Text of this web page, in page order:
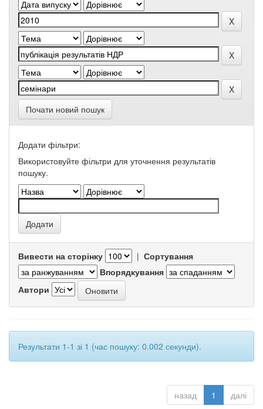
Почати новий пошук
Додати фільтри:
Використовуйте фільтри для уточнення результатів
пошуку.
Вивести на сторінку | Сортування
Впорядкування
Автори
Результати 1-1 зі 1 (час пошуку: 0.002 секунди).
назад 1 далі